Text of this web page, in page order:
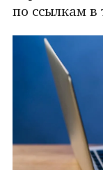
по ссылкам в